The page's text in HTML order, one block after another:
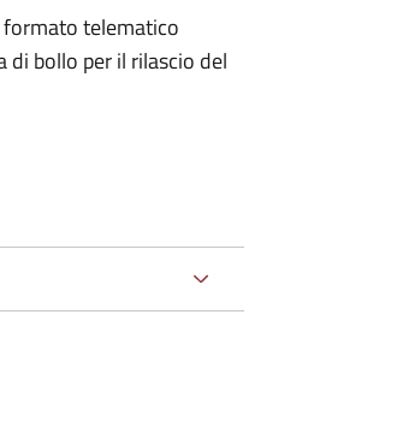
telematico
bollo per il rilascio del